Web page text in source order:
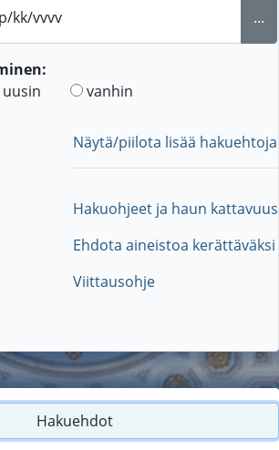
kk/vvvv ...
uusin vanhin
Näytä/piilota lisää hakuehtoja
Hakuohjeet ja haun kattavuus
Ehdota aineistoa kerättäväksi
Viittausohje
Hakuehdot